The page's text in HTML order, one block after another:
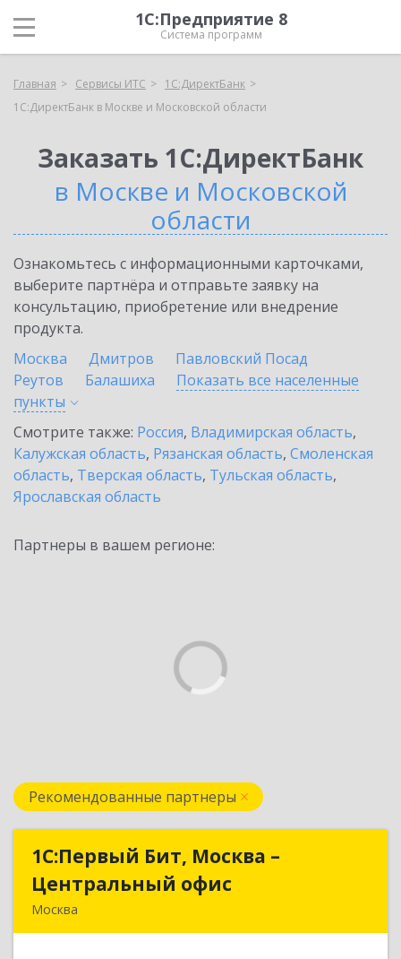
1С:Предприятие 8
Система программ
Главная Сервисы ИТС
1С:ДиректБанк
1С:ДиректБанк в Москве и Московской области
Заказать 1С:ДиректБанк
в Москве и Московской
области
Ознакомьтесь с информационными карточками,
выберите партнёра и отправьте заявку на
консультацию, приобретение или внедрение
продукта.
Москва
Дмитров
Павловский Посад
Реутов
Балашиха
Показать все населенные
пункты
Смотрите также: Россия, Владимирская область,
Калужская область, Рязанская область, Смоленская
область, Тверская область, Тульская область,
Ярославская область
Партнеры в вашем регионе:
Рекомендованные партнеры
1С:Первый Бит, Москва –
Центральный офис
Москва
1С:Первый Бит, Москва –
Центральный офис